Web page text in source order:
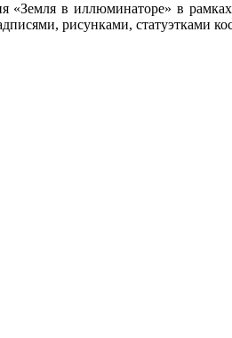
«Земля в иллюминаторе» в
рисунками, статуэтками